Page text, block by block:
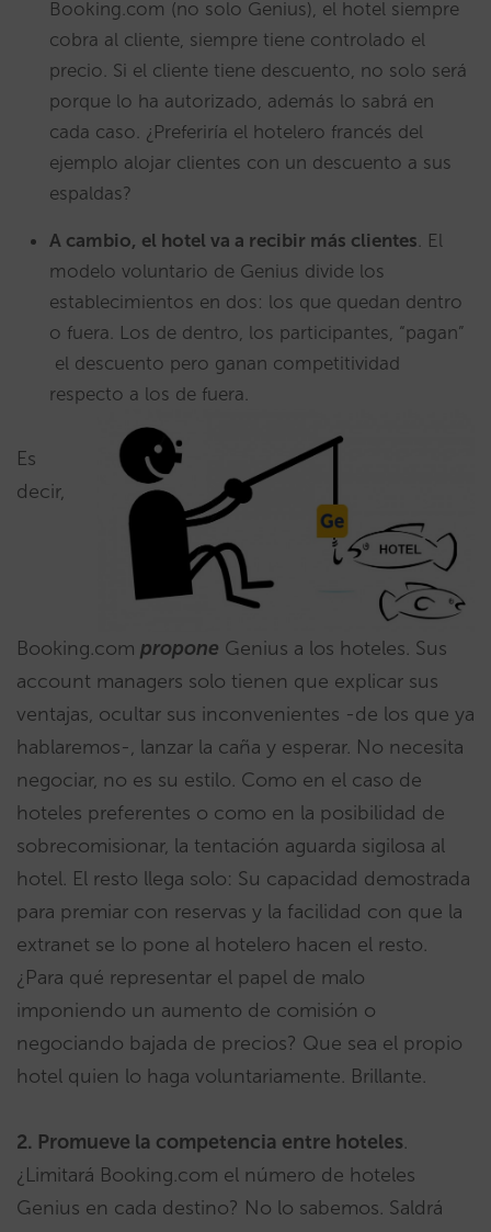
Booking.com (no solo Genius), el hotel siempre
cobra al cliente, siempre tiene controlado el
precio. Si el cliente tiene descuento, no solo será
porque lo ha autorizado, además lo sabrá en
cada caso. ¿Preferiría el hotelero francés del
ejemplo alojar clientes con un descuento a sus
espaldas?
A cambio, el hotel va a recibir más clientes. El
modelo voluntario de Genius divide los
establecimientos en dos: los que quedan dentro
o fuera. Los de dentro, los participantes, “pagan”
el descuento pero ganan competitividad
respecto a los de fuera.
Es
decir,
Booking.com propone Genius a los hoteles. Sus
account managers solo tienen que explicar sus
ventajas, ocultar sus inconvenientes -de los que ya
hablaremos-, lanzar la caña y esperar. No necesita
negociar, no es su estilo. Como en el caso de
hoteles preferentes o como en la posibilidad de
sobrecomisionar, la tentación aguarda sigilosa al
hotel. El resto llega solo: Su capacidad demostrada
para premiar con reservas y la facilidad con que la
extranet se lo pone al hotelero hacen el resto.
¿Para qué representar el papel de malo
imponiendo un aumento de comisión o
negociando bajada de precios? Que sea el propio
hotel quien lo haga voluntariamente. Brillante.
2. Promueve la competencia entre hoteles.
¿Limitará Booking.com el número de hoteles
Genius en cada destino? No lo sabemos. Saldrá